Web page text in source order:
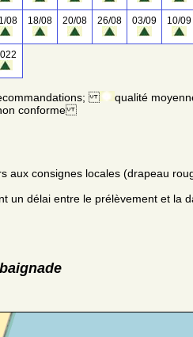
08 18/08 20/08 26/08 03/09 10/09
qualité
conforme
aux consignes locales (drapeau
un délai entre le prélèvement et la